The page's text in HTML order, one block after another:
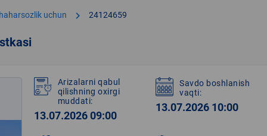
uchun chevron_right 24124659
Arizalarni qabul
qilishning oxirgi
muddati:
13.07.2026 09:00
Savdo boshlanish
vaqti:
13.07.2026 10:00